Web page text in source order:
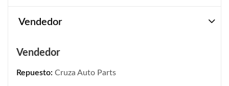
Vendedor
Vendedor
Repuesto: Cruza Auto Parts